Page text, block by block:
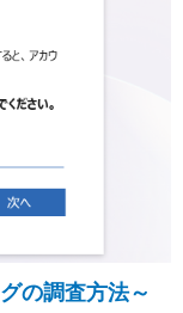
の調査方法～